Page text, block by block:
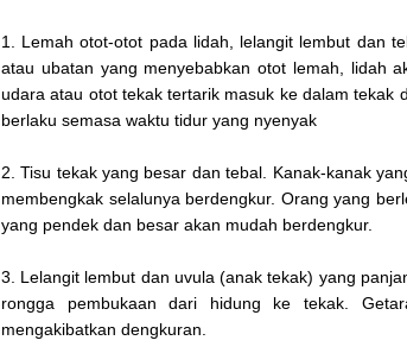
1. Lemah otot-otot pada lidah, lelangit lembut dan
atau ubatan yang menyebabkan otot lemah, lidah
udara atau otot tekak tertarik masuk ke dalam tekak
berlaku semasa waktu tidur yang nyenyak
2. Tisu tekak yang besar dan tebal. Kanak-kanak
membengkak selalunya berdengkur. Orang yang
yang pendek dan besar akan mudah berdengkur.
3. Lelangit lembut dan uvula (anak tekak) yang
rongga pembukaan dari hidung ke tekak.
mengakibatkan dengkuran.